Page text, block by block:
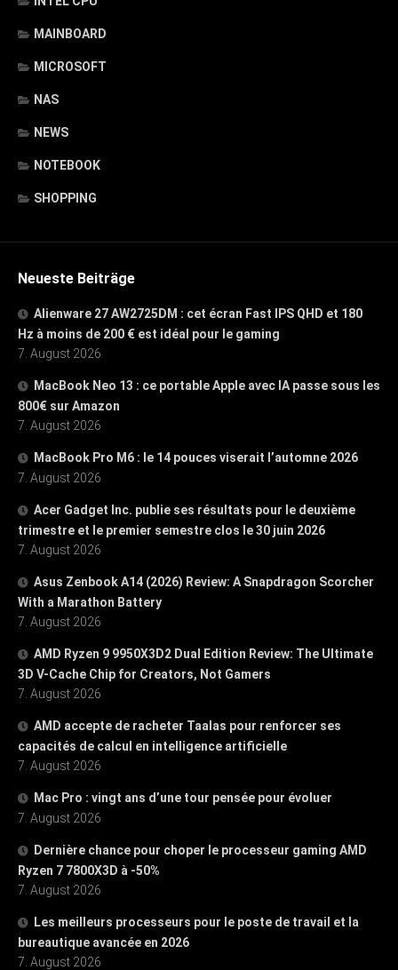
MAINBOARD
MICROSOFT
NAS
NEWS
NOTEBOOK
SHOPPING
Neueste Beiträge
Alienware 27 AW2725DM : cet écran Fast IPS QHD et 180
Hz à moins de 200 € est idéal pour le gaming
7. August 2026
MacBook Neo 13 : ce portable Apple avec IA passe sous les
800€ sur Amazon
7. August 2026
MacBook Pro M6 : le 14 pouces viserait l’automne 2026
7. August 2026
Acer Gadget Inc. publie ses résultats pour le deuxième
trimestre et le premier semestre clos le 30 juin 2026
7. August 2026
Asus Zenbook A14 (2026) Review: A Snapdragon Scorcher
With a Marathon Battery
7. August 2026
AMD Ryzen 9 9950X3D2 Dual Edition Review: The Ultimate
3D V-Cache Chip for Creators, Not Gamers
7. August 2026
AMD accepte de racheter Taalas pour renforcer ses
capacités de calcul en intelligence artificielle
7. August 2026
Mac Pro : vingt ans d’une tour pensée pour évoluer
7. August 2026
Dernière chance pour choper le processeur gaming AMD
Ryzen 7 7800X3D à -50%
7. August 2026
Les meilleurs processeurs pour le poste de travail et la
bureautique avancée en 2026
7. August 2026